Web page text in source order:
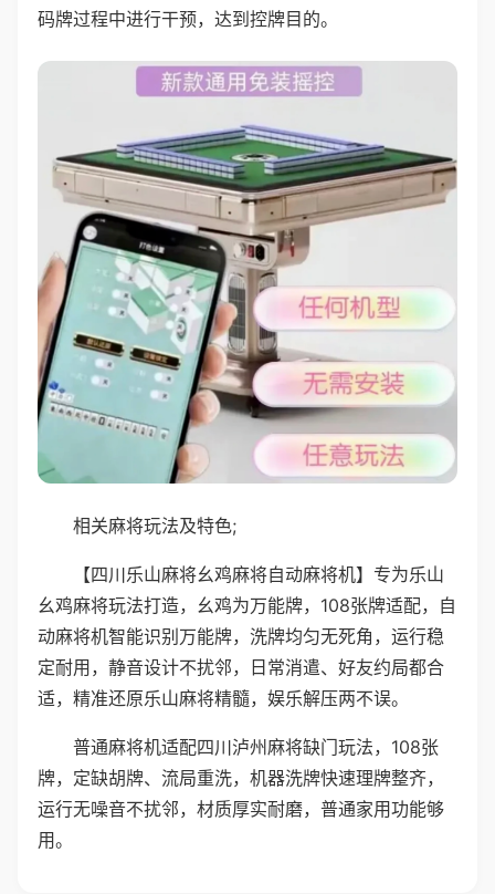
码牌过程中进行干预，达到控牌目的。
相关麻将玩法及特色;
【四川乐山麻将幺鸡麻将自动麻将机】专为乐山
幺鸡麻将玩法打造，幺鸡为万能牌，108张牌适配，自
动麻将机智能识别万能牌，洗牌均匀无死角，运行稳
定耐用，静音设计不扰邻，日常消遣、好友约局都合
适，精准还原乐山麻将精髓，娱乐解压两不误。
普通麻将机适配四川泸州麻将缺门玩法，108张
牌，定缺胡牌、流局重洗，机器洗牌快速理牌整齐，
运行无噪音不扰邻，材质厚实耐磨，普通家用功能够
用。